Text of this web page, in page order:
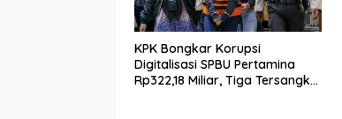
KPK Bongkar Korupsi
Digitalisasi SPBU Pertamina
Rp322,18 Miliar, Tiga Tersangka